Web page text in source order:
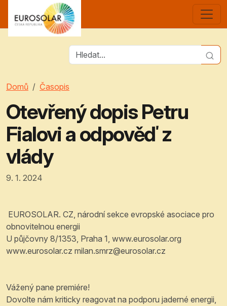
Domů Časopis
Otevřený dopis Petru
Fialovi a odpověď z
vlády
9. 1. 2024
EUROSOLAR. CZ, národní sekce evropské asociace pro
obnovitelnou energii
U půjčovny 8/1353, Praha 1, www.eurosolar.org
www.eurosolar.cz milan.smrz@eurosolar.cz
Vážený pane premiére!
Dovolte nám kriticky reagovat na podporu jaderné energii,